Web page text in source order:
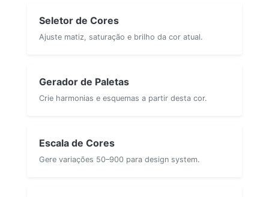
Seletor de Cores
Ajuste matiz, saturação e brilho da cor atual.
Gerador de Paletas
Crie harmonias e esquemas a partir desta cor.
Escala de Cores
Gere variações 50–900 para design system.